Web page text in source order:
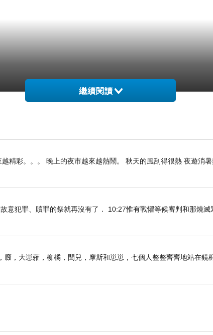
繼續閱讀
精彩。。。 晚上的夜市越來越熱鬧。 秋天的風刮得很熱 夜遊消暑
意犯罪、贖罪的祭就再沒有了． 10:27惟有戰懼等候審判和那燒滅
，大崽蕥，柳橘，閆兒，摩斯和崽崽，七個人整整齊齊地站在鏡